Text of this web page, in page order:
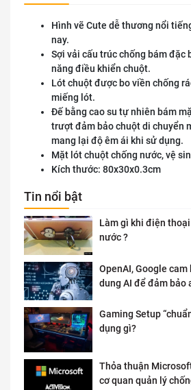
Hình vẽ Cute dễ thương nổi
nay.
Sợi vải cấu trúc chống bám đặc
năng điều khiển chuột.
Lót chuột được bo viền chống
miếng lót.
Đế bằng cao su tự nhiên bám
trượt đảm bảo chuột di chuyển
mang lại độ êm ái khi sử dụng.
Mặt lót chuột chống nước, vệ
Kích thước: 80x30x0.3cm
Tin nổi bật
Làm gì khi điện
nước ?
OpenAI, Google
dung AI để đảm bảo
Gaming Setup
dụng gì?
Thỏa thuận
cơ quan quản lý